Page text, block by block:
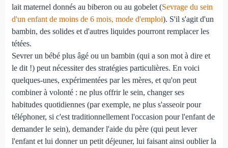
lait maternel donnés au biberon ou au gobelet (Sevrage du sein
d'un enfant de moins de 6 mois, mode d'emploi). S'il s'agit d'un
bambin, des solides et d'autres liquides pourront remplacer les
tétées.
Sevrer un bébé plus âgé ou un bambin (qui a son mot à dire et
le dit !) peut nécessiter des stratégies particulières. En voici
quelques-unes, expérimentées par les mères, et qu'on peut
combiner à volonté : ne plus offrir le sein, changer ses
habitudes quotidiennes (par exemple, ne plus s'asseoir pour
téléphoner, si c'est traditionnellement l'occasion pour l'enfant de
demander le sein), demander l'aide du père (qui peut lever
l'enfant et lui donner un petit déjeuner, lui faisant ainsi oublier la